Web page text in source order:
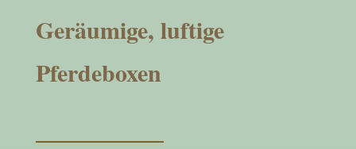
Geräumige, luftige
Pferdeboxen